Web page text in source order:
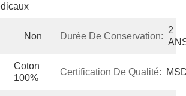
Non Durée De Conservation:
2
Coton
100%
Certification De Qualité: